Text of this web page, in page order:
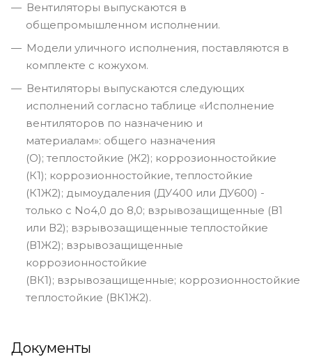
Вентиляторы выпускаются в
общепромышленном исполнении.
Модели уличного исполнения, поставляются в
комплекте с кожухом.
Вентиляторы выпускаются следующих
исполнений согласно таблице «Исполнение
вентиляторов по назначению и
материалам»: общего назначения
(О); теплостойкие (Ж2); коррозионностойкие
(К1); коррозионностойкие, теплостойкие
(К1Ж2); дымоудаления (ДУ400 или ДУ600) -
только с No4,0 до 8,0; взрывозащищенные (В1
или В2); взрывозащищенные теплостойкие
(В1Ж2); взрывозащищенные
коррозионностойкие
(ВК1); взрывозащищенные; коррозионностойкие
теплостойкие (ВК1Ж2).
Документы